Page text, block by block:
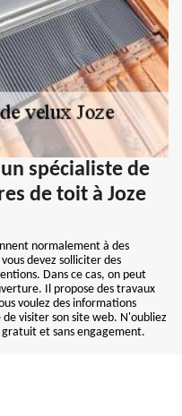
spécialiste de
de toit à Joze
normalement à des
devez solliciter des
Dans ce cas, on peut
Il propose des travaux
voulez des informations
visiter son site web. N'oubliez
et sans engagement.